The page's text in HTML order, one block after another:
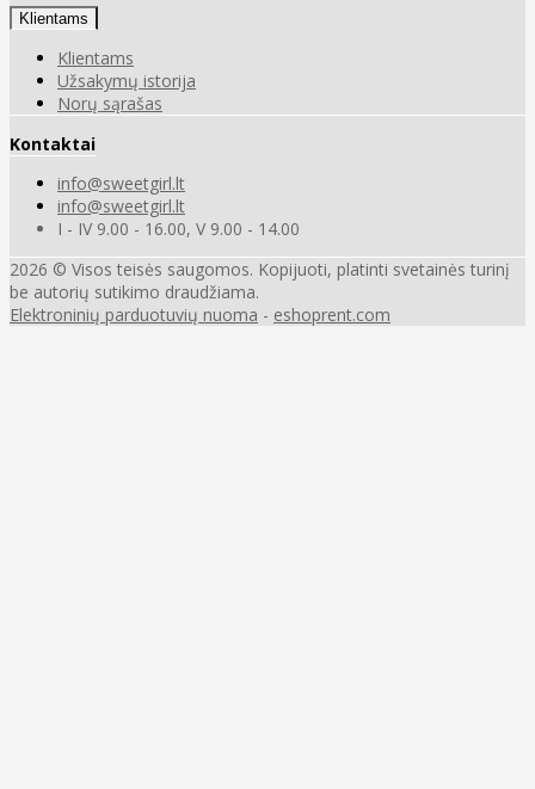
Klientams
Klientams
Užsakymų istorija
Norų sąrašas
Kontaktai
info@sweetgirl.lt
info@sweetgirl.lt
I - IV 9.00 - 16.00, V 9.00 - 14.00
2026 © Visos teisės saugomos. Kopijuoti, platinti svetainės turinį
be autorių sutikimo draudžiama.
Elektroninių parduotuvių nuoma - eshoprent.com